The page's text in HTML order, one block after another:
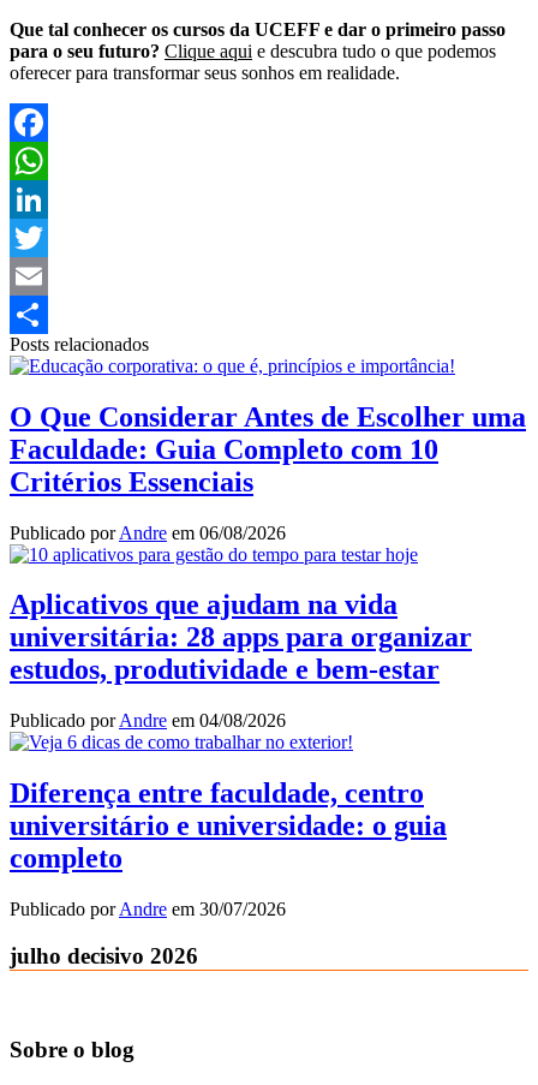
Que tal conhecer os cursos da UCEFF e dar o primeiro passo
para o seu futuro? Clique aqui e descubra tudo o que podemos
oferecer para transformar seus sonhos em realidade.
Facebook
WhatsApp
LinkedIn
Twitter
Email
Share
Posts relacionados
O Que Considerar Antes de Escolher uma
Faculdade: Guia Completo com 10
Critérios Essenciais
Publicado porAndre em 06/08/2026
Aplicativos que ajudam na vida
universitária: 28 apps para organizar
estudos, produtividade e bem-estar
Publicado porAndre em 04/08/2026
Diferença entre faculdade, centro
universitário e universidade: o guia
completo
Publicado porAndre em 30/07/2026
julho decisivo 2026
Sobre o blog